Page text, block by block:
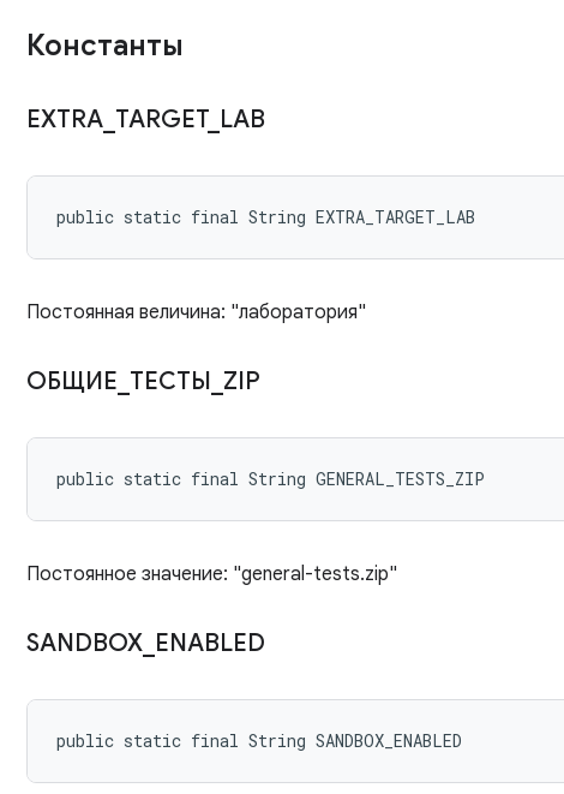
Константы
EXTRA TARGET_ LAB
public static final String EXTRA_TARGET_LAB
Постоянная величина: "лаборатория"
ОБЩИЕ ТЕСТЫ ZIP
public static final String GENERAL_TESTS_ZIP
Постоянное значение: "general-tests.zip"
SANDBOX ENABLED
public static final String SANDBOX_ENABLED